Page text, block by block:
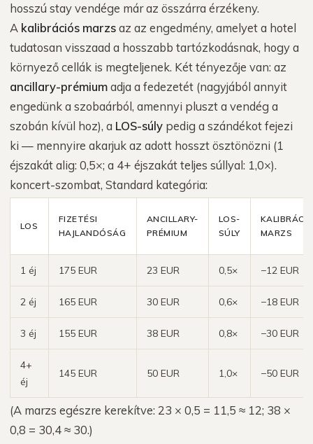
hosszú stay vendége már az összárra érzékeny.
A kalibrációs marzsaz az engedmény, amelyet a hotel
tudatosan visszaad a hosszabb tartózkodásnak, hogy a
környező cellák is megteljenek. Két tényezője van: az
ancillary-prémiumadja a fedezetét (nagyjából annyit
engedünk a szobaárból, amennyi pluszt a vendég a
szobán kívül hoz), a LOS-súly pedig a szándékot fejezi
ki — mennyire akarjuk az adott hosszt ösztönözni (1
éjszakát alig: 0,5×; a 4+ éjszakát teljes súllyal: 1,0×).
koncert-szombat, Standard kategória:
LOS
FIZETÉSI
HAJLANDÓSÁG
ANCILLARY-
PRÉMIUM
LOS-
SÚLY
MARZS
1 éj 175 EUR 23 EUR 0,5× −12 EUR
2 éj 165 EUR 30 EUR 0,6× −18 EUR
3 éj 155 EUR 38 EUR 0,8× −30 EUR
4+
éj
145 EUR 50 EUR 1,0× −50 EUR
(A marzs egészre kerekítve: 23 × 0,5 = 11,5 ≈ 12; 38 ×
0,8 = 30,4 ≈ 30.)